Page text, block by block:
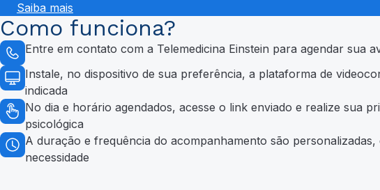
Saiba mais
Como funciona?
Entre em contato com a Telemedicina Einstein para agendar sua
Instale, no dispositivo de sua preferência, a plataforma de
indicada
No dia e horário agendados, acesse o link enviado e realize sua
psicológica
A duração e frequência do acompanhamento são
necessidade